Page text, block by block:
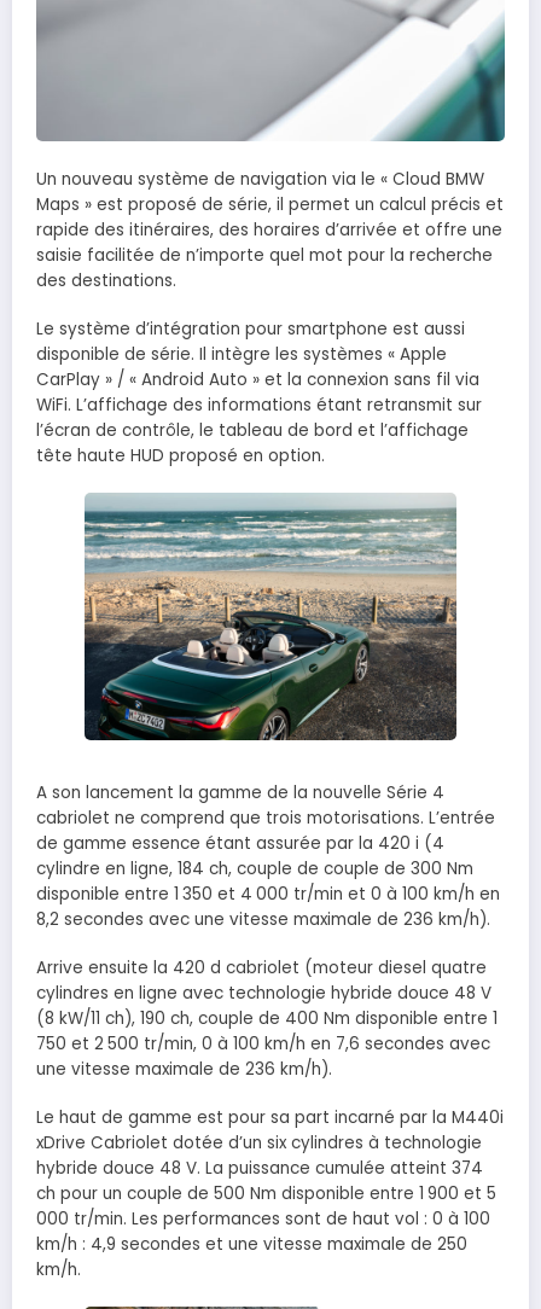
Un nouveau système de navigation via le « Cloud BMW
Maps » est proposé de série, il permet un calcul précis et
rapide des itinéraires, des horaires d’arrivée et offre une
saisie facilitée de n’importe quel mot pour la recherche
des destinations.
Le système d’intégration pour smartphone est aussi
disponible de série. Il intègre les systèmes « Apple
CarPlay » / « Android Auto » et la connexion sans fil via
WiFi. L’affichage des informations étant retransmit sur
l’écran de contrôle, le tableau de bord et l’affichage
tête haute HUD proposé en option.
A son lancement la gamme de la nouvelle Série 4
cabriolet ne comprend que trois motorisations. L’entrée
de gamme essence étant assurée par la 420 i (4
cylindre en ligne, 184 ch, couple de couple de 300 Nm
disponible entre 1 350 et 4 000 tr/min et 0 à 100 km/h en
8,2 secondes avec une vitesse maximale de 236 km/h).
Arrive ensuite la 420 d cabriolet (moteur diesel quatre
cylindres en ligne avec technologie hybride douce 48 V
(8 kW/11 ch), 190 ch, couple de 400 Nm disponible entre 1
750 et 2 500 tr/min, 0 à 100 km/h en 7,6 secondes avec
une vitesse maximale de 236 km/h).
Le haut de gamme est pour sa part incarné par la M440i
xDrive Cabriolet dotée d’un six cylindres à technologie
hybride douce 48 V. La puissance cumulée atteint 374
ch pour un couple de 500 Nm disponible entre 1 900 et 5
000 tr/min. Les performances sont de haut vol : 0 à 100
km/h : 4,9 secondes et une vitesse maximale de 250
km/h.